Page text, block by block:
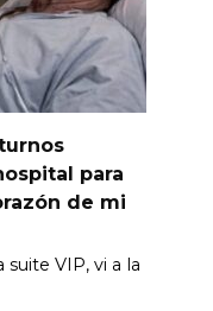
para
de mi
VIP, vi a la